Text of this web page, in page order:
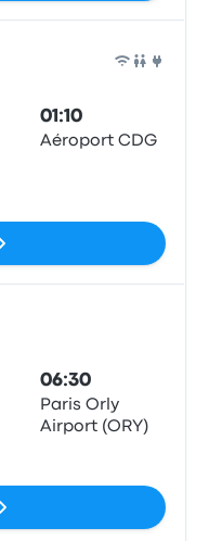
01:10
Aéroport CDG
06:30
Paris Orly
Airport (ORY)